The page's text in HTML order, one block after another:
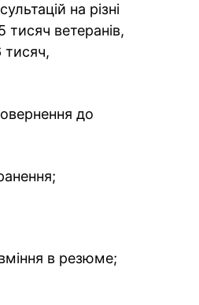
на різні
ветеранів,
тисяч,
до
в резюме;